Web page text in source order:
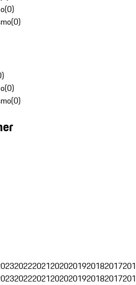
(0)
(0)
)
(0)
(0)
202220212020201920182017
202220212020201920182017